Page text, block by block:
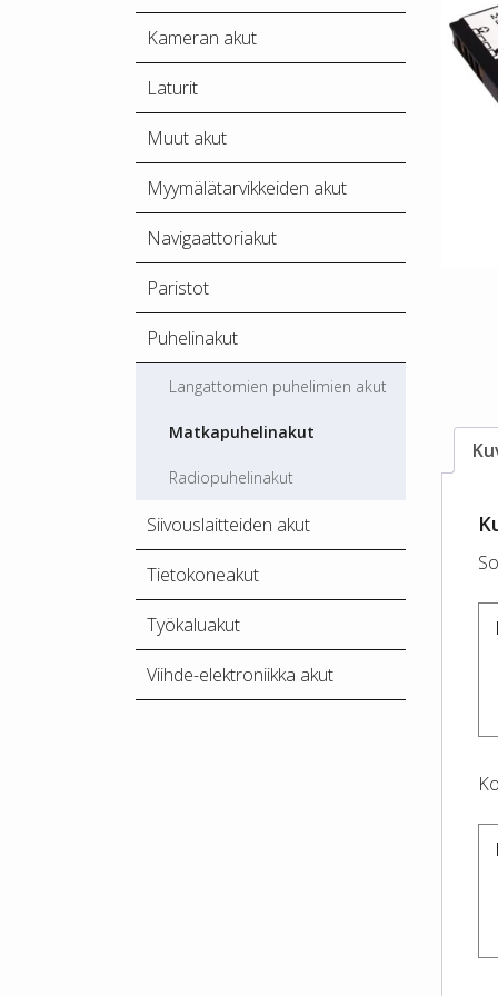
Kameran akut
Laturit
Muut akut
Myymälätarvikkeiden akut
Navigaattoriakut
Paristot
Puhelinakut
Langattomien puhelimien akut
Matkapuhelinakut
Radiopuhelinakut
Siivouslaitteiden akut
Tietokoneakut
Työkaluakut
Viihde-elektroniikka akut